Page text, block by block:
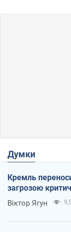
Думки
Кремль
загрозою
Віктор Ягун